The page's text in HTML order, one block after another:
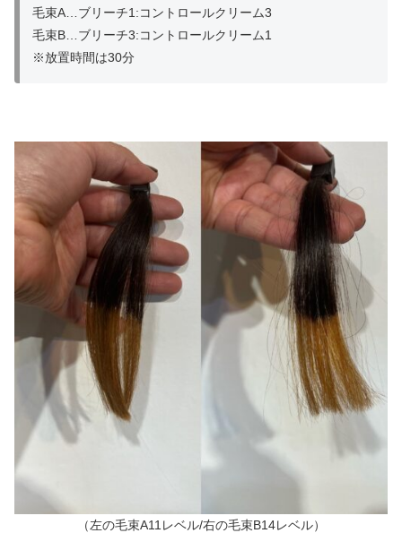
毛束A…ブリーチ1:コントロールクリーム3
毛束B…ブリーチ3:コントロールクリーム1
※放置時間は30分
（左の毛束A11レベル/右の毛束B14レベル）